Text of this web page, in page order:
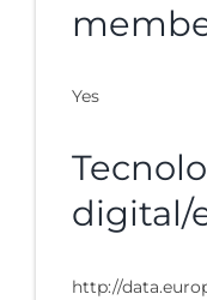
Yes
digital/
http://